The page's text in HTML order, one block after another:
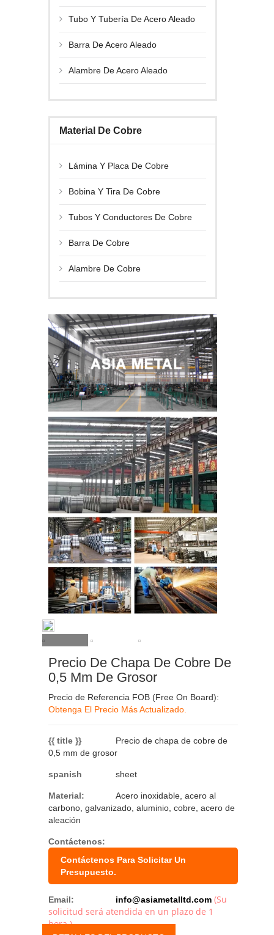
Tubo Y Tubería De Acero Aleado
Barra De Acero Aleado
Alambre De Acero Aleado
Material De Cobre
Lámina Y Placa De Cobre
Bobina Y Tira De Cobre
Tubos Y Conductores De Cobre
Barra De Cobre
Alambre De Cobre
Precio De Chapa De Cobre De
0,5 Mm De Grosor
Precio de Referencia FOB (Free On Board):
Obtenga El Precio Más Actualizado.
{{ title }}
Precio de chapa de cobre de
0,5 mm de grosor
spanish sheet
Material:
Acero inoxidable, acero al
carbono, galvanizado, aluminio, cobre, acero de
aleación
Contáctenos:
Contáctenos Para Solicitar Un
Presupuesto.
Email: info@asiametalltd.com (Su
solicitud será atendida en un plazo de 1
hora.)